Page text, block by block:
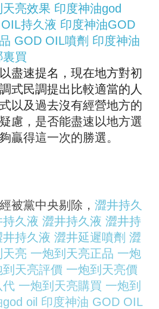
天亮效果 印度神油god
持久液 印度神油GOD
GOD OIL噴劑 印度神油
裏買
盡速提名，現在地方對初
式民調提出比較適當的人
以及過去沒有經營地方的
慮，是否能盡速以地方選
贏得這一次的勝選。
被黨中央剔除， 澀井持久
持久液 澀井持久液 澀井持
井持久液 澀井延遲噴劑 澀
天亮 一炮到天亮正品 一炮
到天亮評價 一炮到天亮價
代 一炮到天亮購買 一炮到
oil 印度神油 GOD OIL